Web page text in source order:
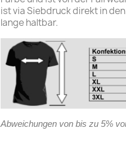
ist via Siebdruck direkt in
lange haltbar.
Abweichungen von bis zu 5%